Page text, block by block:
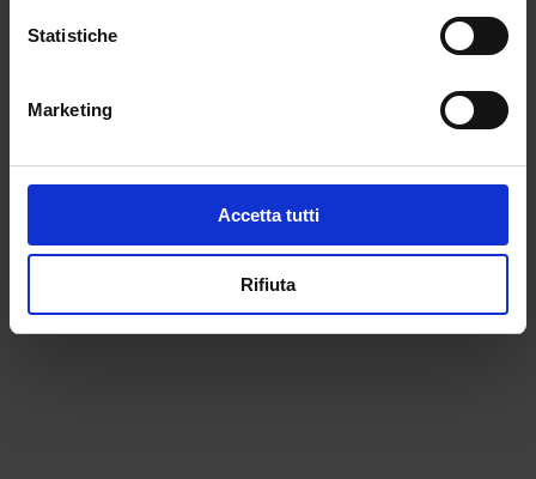
Statistiche
Marketing
Accetta tutti
Rifiuta
rivolte al personale subordinato. Questo atto è
La procedura trova, inoltre, disciplina nel CCNL
Comparto Scuola 2006-2009 e precisamente
Dott. Pasqui Chiara
←POST PRECEDENTE POST SUCCESSIVO→